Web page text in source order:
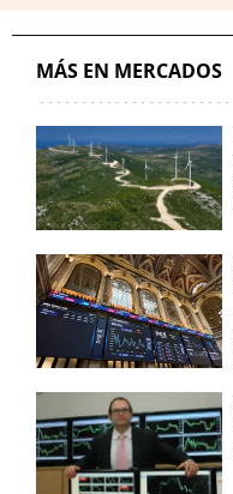
MÁS EN MERCADOS